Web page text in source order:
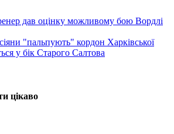
дав оцінку можливому бою Вордлі
"пальпують" кордон Харківської
у бік Старого Салтова
цікаво